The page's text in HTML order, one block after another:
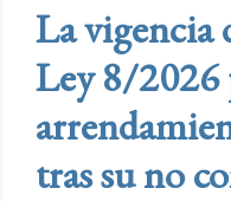
La vigencia
Ley 8/2026
tras su no